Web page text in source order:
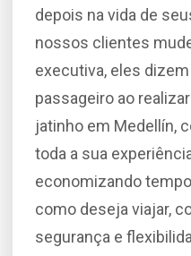
depois na vida de
nossos clientes
executiva, eles
passageiro ao
jatinho em Medellín,
toda a sua
economizando
como deseja viajar,
segurança e